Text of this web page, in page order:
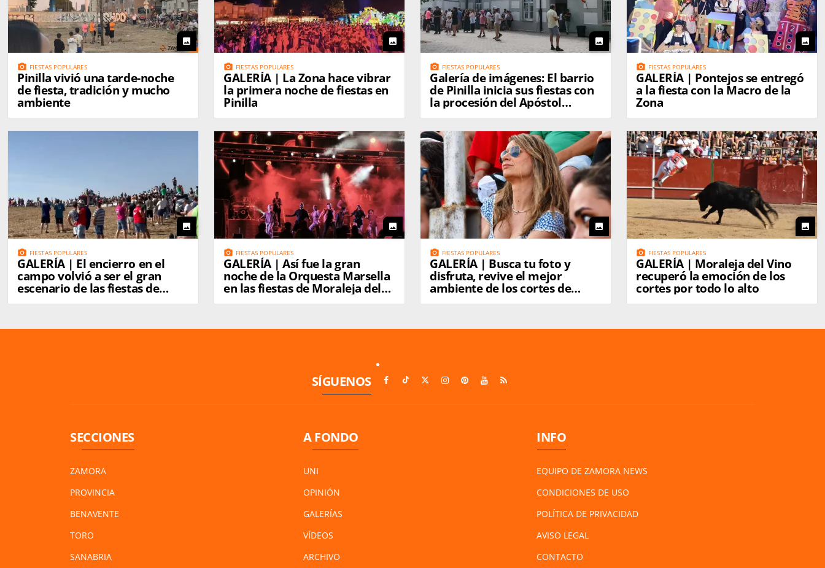
photo
photo_camera FIESTAS POPULARES
Pinilla vivió una tarde-noche
de fiesta, tradición y mucho
ambiente
photo
photo_camera FIESTAS POPULARES
GALERÍA | La Zona hace vibrar
la primera noche de fiestas en
Pinilla
photo
photo_camera FIESTAS POPULARES
Galería de imágenes: El barrio
de Pinilla inicia sus fiestas con
la procesión del Apóstol
cargado por niños y niñas
photo
photo_camera FIESTAS POPULARES
GALERÍA | Pontejos se entregó
a la fiesta con la Macro de la
Zona
photo
photo_camera FIESTAS POPULARES
GALERÍA | El encierro en el
campo volvió a ser el gran
escenario de las fiestas de
Moraleja del Vino
photo
photo_camera FIESTAS POPULARES
GALERÍA | Así fue la gran
noche de la Orquesta Marsella
en las fiestas de Moraleja del
Vino
photo
photo_camera FIESTAS POPULARES
GALERÍA | Busca tu foto y
disfruta, revive el mejor
ambiente de los cortes de
Moraleja del Vino
photo
photo_camera FIESTAS POPULARES
GALERÍA | Moraleja del Vino
recuperó la emoción de los
cortes por todo lo alto
SÍGUENOS
SECCIONES
ZAMORA
PROVINCIA
BENAVENTE
TORO
SANABRIA
A FONDO
UNI
OPINIÓN
GALERÍAS
VÍDEOS
ARCHIVO
INFO
EQUIPO DE ZAMORA NEWS
CONDICIONES DE USO
POLÍTICA DE PRIVACIDAD
AVISO LEGAL
CONTACTO